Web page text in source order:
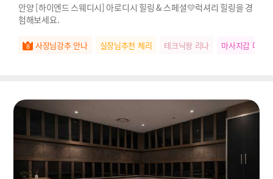
안양 [하이엔드 스웨디시] 아로디시 힐링 & 스페셜💛럭셔리 힐링을 경
험해보세요.
사장님강추 안나 실장님추천 체리 테크닉왕 리나 마사지갑 다정